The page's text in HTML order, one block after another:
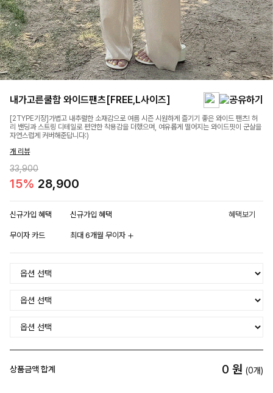
내가고른쿨함 와이드팬츠[FREE,L사이즈]
[2TYPE기장]가볍고 내추럴한 소재감으로 여름 시즌 시원하게 즐기기 좋은 와이드 팬츠! 허
리 밴딩과 스트링 디테일로 편안한 착용감을 더했으며, 여유롭게 떨어지는 와이드핏이 군살을
자연스럽게 커버해준답니다:)
개 리뷰
33,900
15% 28,900
신규가입 혜택 신규가입 혜택 혜택보기
무이자 카드 최대 6개월 무이자
상품금액 합계 0 원 (0개)